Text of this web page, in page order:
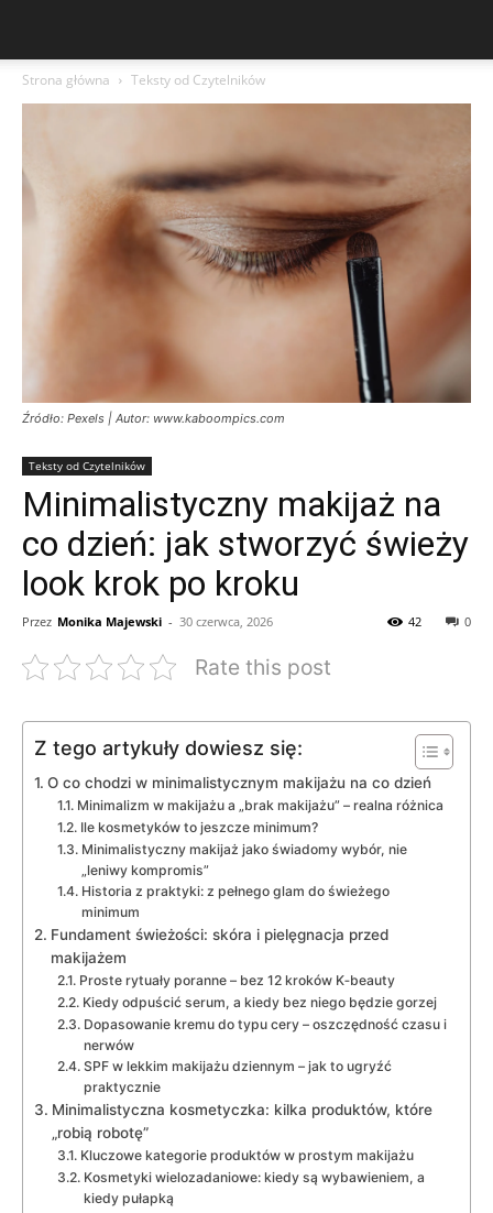
Strona główna Teksty od Czytelników
Źródło: Pexels | Autor: www.kaboompics.com
Teksty od Czytelników
Minimalistyczny makijaż na
co dzień: jak stworzyć świeży
look krok po kroku
Przez Monika Majewski - 30 czerwca, 2026 0
42
Rate this post
Z tego artykuły dowiesz się:
O co chodzi w minimalistycznym makijażu na co dzień
Minimalizm w makijażu a „brak makijażu” – realna różnica
Ile kosmetyków to jeszcze minimum?
Minimalistyczny makijaż jako świadomy wybór, nie
„leniwy kompromis”
Historia z praktyki: z pełnego glam do świeżego
minimum
Fundament świeżości: skóra i pielęgnacja przed
makijażem
Proste rytuały poranne – bez 12 kroków K‑beauty
Kiedy odpuścić serum, a kiedy bez niego będzie gorzej
Dopasowanie kremu do typu cery – oszczędność czasu i
nerwów
SPF w lekkim makijażu dziennym – jak to ugryźć
praktycznie
Minimalistyczna kosmetyczka: kilka produktów, które
„robią robotę”
Kluczowe kategorie produktów w prostym makijażu
Kosmetyki wielozadaniowe: kiedy są wybawieniem, a
kiedy pułapką